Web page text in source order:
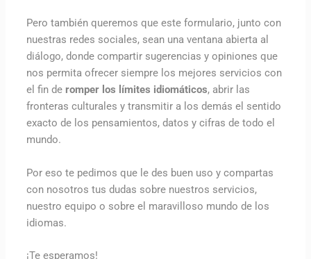
Pero también queremos que este formulario, junto con
nuestras redes sociales, sean una ventana abierta al
diálogo, donde compartir sugerencias y opiniones que
nos permita ofrecer siempre los mejores servicios con
el fin de romper los límites idiomáticos, abrir las
fronteras culturales y transmitir a los demás el sentido
exacto de los pensamientos, datos y cifras de todo el
mundo.
Por eso te pedimos que le des buen uso y compartas
con nosotros tus dudas sobre nuestros servicios,
nuestro equipo o sobre el maravilloso mundo de los
idiomas.
¡Te esperamos!